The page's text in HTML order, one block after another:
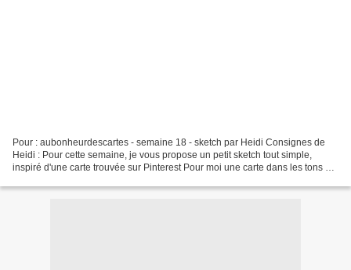
Pour : aubonheurdescartes - semaine 18 - sketch par Heidi Consignes de
Heidi : Pour cette semaine, je vous propose un petit sketch tout simple,
inspiré d'une carte trouvée sur Pinterest Pour moi une carte dans les tons de